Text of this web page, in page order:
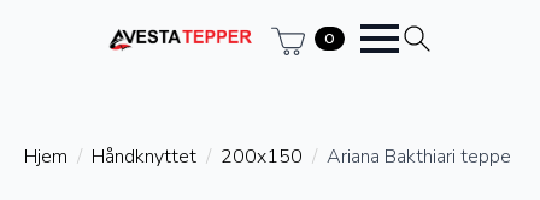
0
Hjem Håndknyttet 200x150 Ariana Bakthiari teppe